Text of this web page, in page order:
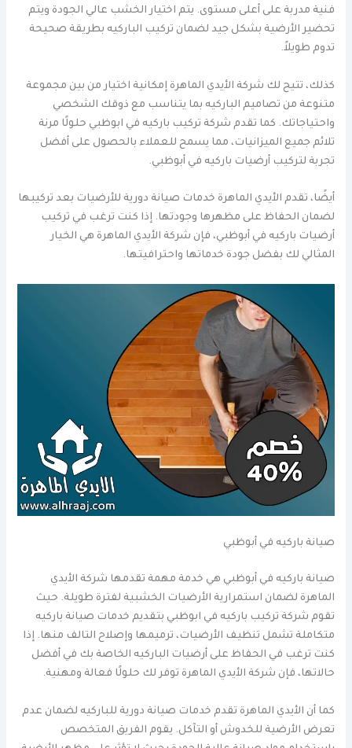
فنية مدربة على أعلى مستوى. يتم اختيار الخشب عالي الجودة ويتم
تحضير الأرضية بشكل جيد لضمان تركيب الباركيه بطريقة صحيحة
تدوم طويلاً.
كذلك، تتيح لك شركة الأيدي الماهرة إمكانية اختيار من بين مجموعة
متنوعة من تصاميم الباركيه بما يتناسب مع ذوقك الشخصي
واحتياجاتك. كما تقدم شركة تركيب باركيه في ابوظبي حلولًا مرنة
تلائم جميع الميزانيات، مما يسمح للعملاء بالحصول على أفضل
تجربة لتركيب أرضيات باركيه في أبوظبي.
أيضًا، تقدم الأيدي الماهرة خدمات صيانة دورية للأرضيات بعد تركيبها
لضمان الحفاظ على مظهرها وجودتها. إذا كنت ترغب في تركيب
أرضيات باركيه في أبوظبي، فإن شركة الأيدي الماهرة هي الخيار
المثالي لك بفضل جودة خدماتها واحترافيتها.
صيانة باركيه في أبوظبي
صيانة باركيه في أبوظبي هي خدمة مهمة تقدمها شركة الأيدي
الماهرة لضمان استمرارية الأرضيات الخشبية لفترة طويلة. حيث
تقوم شركة تركيب باركيه في ابوظبي بتقديم خدمات صيانة باركيه
متكاملة تشمل تنظيف الأرضيات، ترميمها وإصلاح التالف منها. إذا
كنت ترغب في الحفاظ على أرضيات الباركيه الخاصة بك في أفضل
حالاتها، فإن شركة الأيدي الماهرة توفر لك حلولًا فعالة ومهنية.
كما أن الأيدي الماهرة تقدم خدمات صيانة دورية للباركيه لضمان عدم
تعرض الأرضية للخدوش أو التآكل. يقوم الفريق المتخصص